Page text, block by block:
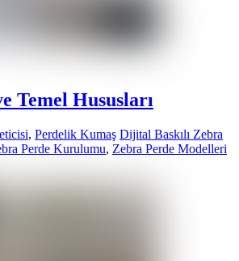
Temel Hususları
, Perdelik Kumaş Dijital Baskılı Zebra
Perde Kurulumu, Zebra Perde Modelleri